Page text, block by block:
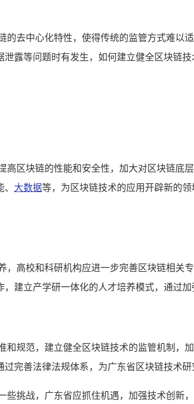
的去中心化特性，使得传统的监管方式难
露等问题时有发生，如何建立健全区块链
区块链的性能和安全性，加大对区块链
大数据等，为区块链技术的应用开辟新的
高校和科研机构应进一步完善区块链相关
建立产学研一体化的人才培养模式，通过
规范，建立健全区块链技术的监管机制，
完善法律法规体系，为广东省区块链技术研
挑战，广东省应抓住机遇，加强技术创